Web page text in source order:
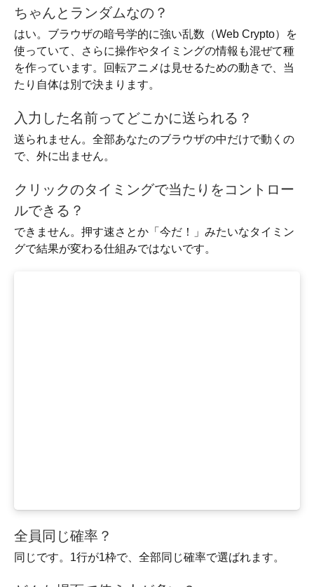
ちゃんとランダムなの？
はい。ブラウザの暗号学的に強い乱数（Web Crypto）を
使っていて、さらに操作やタイミングの情報も混ぜて種
を作っています。回転アニメは見せるための動きで、当
たり自体は別で決まります。
入力した名前ってどこかに送られる？
送られません。全部あなたのブラウザの中だけで動くの
で、外に出ません。
クリックのタイミングで当たりをコントロー
ルできる？
できません。押す速さとか「今だ！」みたいなタイミン
グで結果が変わる仕組みではないです。
全員同じ確率？
同じです。1行が1枠で、全部同じ確率で選ばれます。